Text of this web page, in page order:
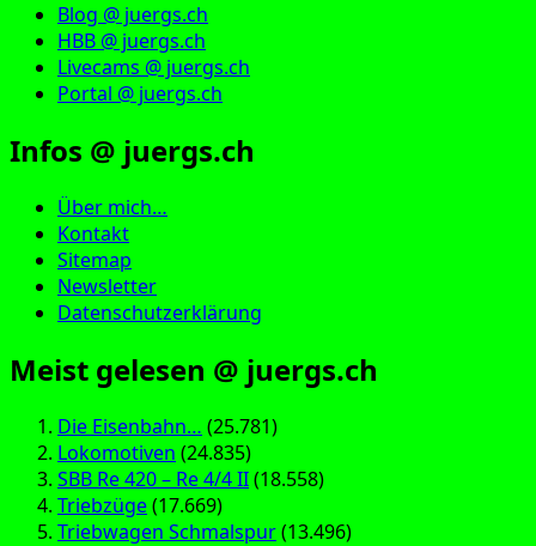
Blog @ juergs.ch
HBB @ juergs.ch
Livecams @ juergs.ch
Portal @ juergs.ch
Infos @ juergs.ch
Über mich…
Kontakt
Sitemap
Newsletter
Datenschutzerklärung
Meist gelesen @ juergs.ch
Die Eisenbahn… (25.781)
Lokomotiven (24.835)
SBB Re 420 – Re 4/4 II(18.558)
Triebzüge(17.669)
Triebwagen Schmalspur(13.496)